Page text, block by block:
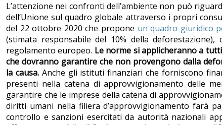
L’attenzione nei confronti dell’ambiente non può
dell’Unione sul quadro globale attraverso i propri
del 22 ottobre 2020 che propone un quadro giuridico
(stimata responsabile del 10% della
regolamento europeo. Le norme si applicheranno a
che dovranno garantire che non provengono dalla
la causa.Anche gli istituti finanziari che forniscono
presenti nella catena di approvvigionamento delle
garantire che le imprese della catena di
diritti umani nella filiera d’approvvigionamento farà
controllo e sanzioni esercitati da autorità nazionali